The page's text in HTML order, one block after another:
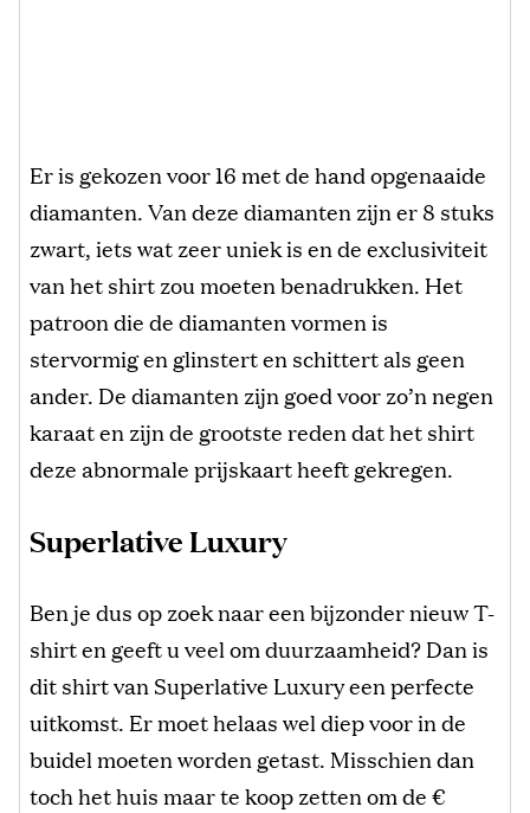
Er is gekozen voor 16 met de hand opgenaaide
diamanten. Van deze diamanten zijn er 8 stuks
zwart, iets wat zeer uniek is en de exclusiviteit
van het shirt zou moeten benadrukken. Het
patroon die de diamanten vormen is
stervormig en glinstert en schittert als geen
ander. De diamanten zijn goed voor zo’n negen
karaat en zijn de grootste reden dat het shirt
deze abnormale prijskaart heeft gekregen.
Superlative Luxury
Ben je dus op zoek naar een bijzonder nieuw T-
shirt en geeft u veel om duurzaamheid? Dan is
dit shirt van Superlative Luxury een perfecte
uitkomst. Er moet helaas wel diep voor in de
buidel moeten worden getast. Misschien dan
toch het huis maar te koop zetten om de €